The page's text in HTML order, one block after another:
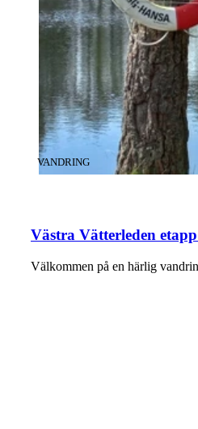
Västra Vätterleden
KATEGORI:
VANDRING
Välkommen på en härlig